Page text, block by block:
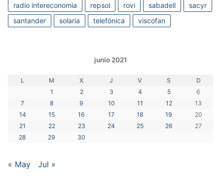
radio intereconomia
repsol rovi sabadell
sacyr
santander
solaria telefónica viscofan
junio 2021
L M X J V S
D
1
2 3 4 5
6
7
8 9 10 11 12
13
14
15 16 17 18 19
20
21
22 23 24 25 26
27
28
29 30
« May Jul »